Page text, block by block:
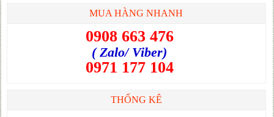
MUA HÀNG NHANH
0908 663 476
( Zalo/ Viber)
0971 177 104
THỐNG KÊ